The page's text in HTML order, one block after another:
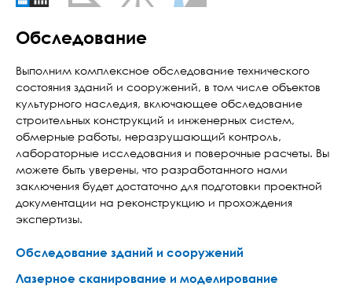
Обследование
Выполним комплексное обследование технического
состояния зданий и сооружений, в том числе объектов
культурного наследия, включающее обследование
строительных конструкций и инженерных систем,
обмерные работы, неразрушающий контроль,
лабораторные исследования и поверочные расчеты. Вы
можете быть уверены, что разработанного нами
заключения будет достаточно для подготовки проектной
документации на реконструкцию и прохождения
экспертизы.
Обследование зданий и сооружений
Лазерное сканирование и моделирование